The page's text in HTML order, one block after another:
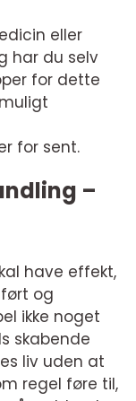
eller
har du selv
for dette
for sent.
–
have effekt,
og
ikke noget
skabende
liv uden at
regel føre til,